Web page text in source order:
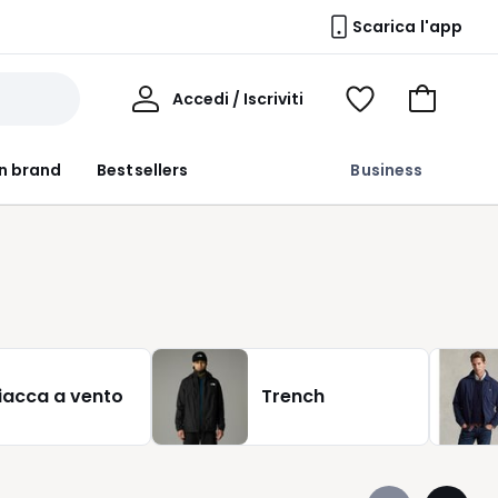
Scarica l'app
brand Bestsellers Business
Accedi / Iscriviti
Voir
Vai
a vento Trench